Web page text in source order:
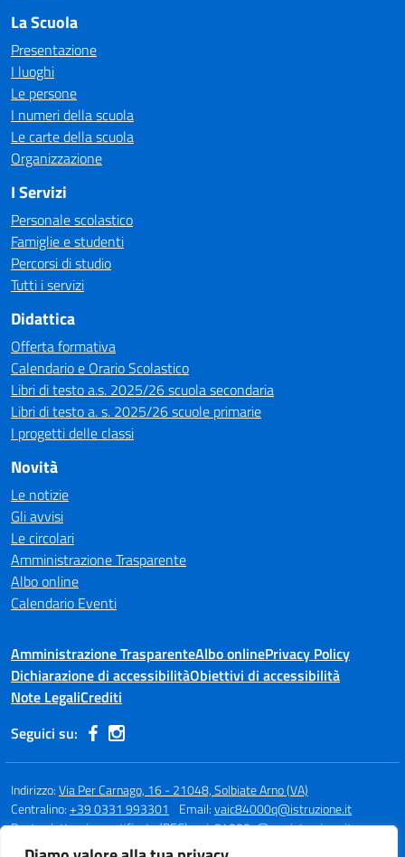
La Scuola
Presentazione
I luoghi
Le persone
I numeri della scuola
Le carte della scuola
Organizzazione
I Servizi
Personale scolastico
Famiglie e studenti
Percorsi di studio
Tutti i servizi
Didattica
Offerta formativa
Calendario e Orario Scolastico
Libri di testo a.s. 2025/26 scuola secondaria
Libri di testo a. s. 2025/26 scuole primarie
I progetti delle classi
Novità
Le notizie
Gli avvisi
Le circolari
Amministrazione Trasparente
Albo online
Calendario Eventi
Amministrazione TrasparenteAlbo onlinePrivacy Policy
Dichiarazione di accessibilitàObiettivi di accessibilità
Note LegaliCrediti
Seguici su:
Indirizzo:Via Per Carnago, 16 - 21048, Solbiate Arno (VA)
Centralino:+39 0331 993301 Email:vaic84000q@istruzione.it
Posta elettronica certificata (PEC):vaic84000q@pec.istruzione.it